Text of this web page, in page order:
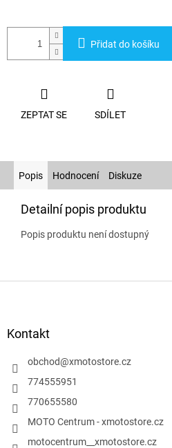
Přidat do košíku
ZEPTAT SE SDÍLET
Popis Hodnocení Diskuze
Detailní popis produktu
Popis produktu není dostupný
Kontakt
obchod@xmotostore.cz
774555951
770655580
MOTO Centrum - xmotostore.cz
motocentrum__xmotostore.cz